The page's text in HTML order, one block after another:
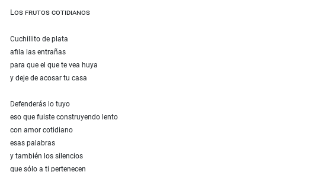
Los frutos cotidianos
Cuchillito de plata
afila las entrañas
para que el que te vea huya
y deje de acosar tu casa
Defenderás lo tuyo
eso que fuiste construyendo lento
con amor cotidiano
esas palabras
y también los silencios
que sólo a ti pertenecen